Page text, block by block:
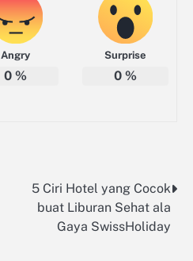
Angry
0 %
Surprise
0 %
5 Ciri Hotel yang Cocok
buat Liburan Sehat ala
Gaya SwissHoliday